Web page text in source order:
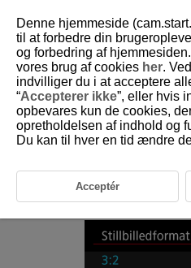
D250-042
Stillbilledformat
Du kan ændre fotoets billedformat.
Vælg [ :
Denne hjemmeside
til at forbedre din
og forbedring af
vores brug af cookies her.
indvilliger du i at acceptere
“Accepterer ikke”, eller hvis
opbevares kun de cookies,
opretholdelsen af indhold og
Du kan til hver en tid ændre
Acceptér